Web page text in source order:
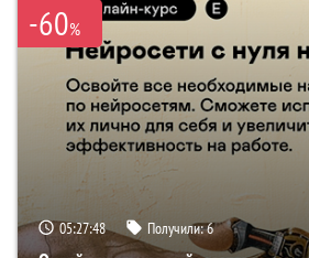
-60%
05:27:47 Получили:6